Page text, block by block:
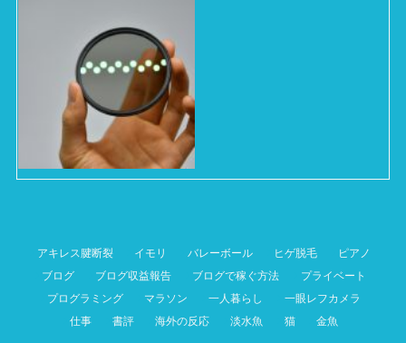
アキレス腱断裂 イモリ バレーボール ヒゲ脱毛 ピアノ
ブログ ブログ収益報告 ブログで稼ぐ方法 プライベート
プログラミング マラソン 一人暮らし 一眼レフカメラ
仕事 書評 海外の反応 淡水魚 猫 金魚